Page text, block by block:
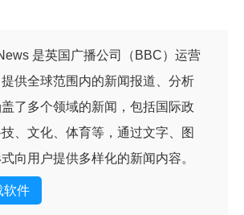
是英国广播公司（BBC）运营
供全球范围内的新闻报道、分析
了多个领域的新闻，包括国际政
、文化、体育等，通过文字、图
向用户提供多样化的新闻内容。
软件